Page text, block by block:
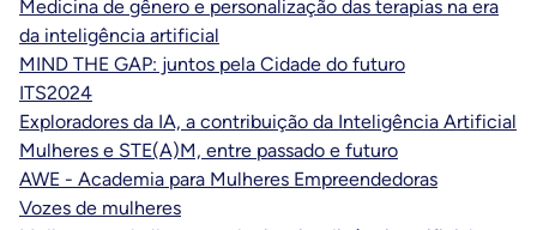
Medicina de gênero e personalização das terapias na era
da inteligência artificial
MIND THE GAP: juntos pela Cidade do futuro
ITS2024
Exploradores da IA, a contribuição da Inteligência Artificial
Mulheres e STE(A)M, entre passado e futuro
AWE - Academia para Mulheres Empreendedoras
Vozes de mulheres